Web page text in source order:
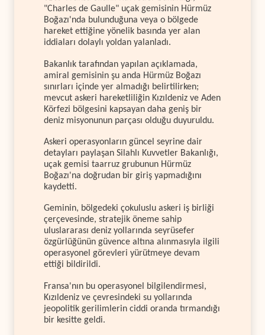
"Charles de Gaulle" uçak gemisinin Hürmüz
Boğazı'nda bulunduğuna veya o bölgede
hareket ettiğine yönelik basında yer alan
iddiaları dolaylı yoldan yalanladı.
Bakanlık tarafından yapılan açıklamada,
amiral gemisinin şu anda Hürmüz Boğazı
sınırları içinde yer almadığı belirtilirken;
mevcut askeri hareketliliğin Kızıldeniz ve Aden
Körfezi bölgesini kapsayan daha geniş bir
deniz misyonunun parçası olduğu duyuruldu.
Askeri operasyonların güncel seyrine dair
detayları paylaşan Silahlı Kuvvetler Bakanlığı,
uçak gemisi taarruz grubunun Hürmüz
Boğazı'na doğrudan bir giriş yapmadığını
kaydetti.
Geminin, bölgedeki çokuluslu askeri iş birliği
çerçevesinde, stratejik öneme sahip
uluslararası deniz yollarında seyrüsefer
özgürlüğünün güvence altına alınmasıyla ilgili
operasyonel görevleri yürütmeye devam
ettiği bildirildi.
Fransa'nın bu operasyonel bilgilendirmesi,
Kızıldeniz ve çevresindeki su yollarında
jeopolitik gerilimlerin ciddi oranda tırmandığı
bir kesitte geldi.